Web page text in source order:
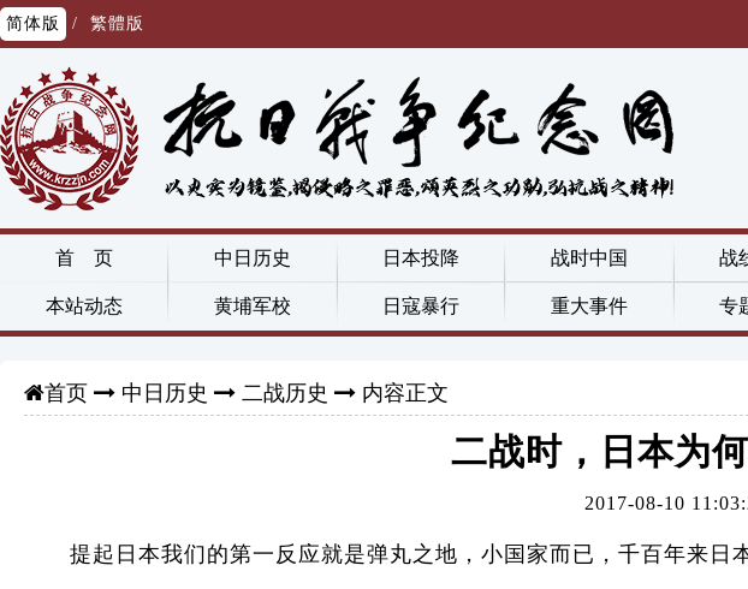
简体版 / 繁體版
首 页 中日历史 日本投降 战时中国 战
本站动态 黄埔军校 日寇暴行 重大事件 专
首页 中日历史 二战历史 内容正文
二战时，日本为
2017-08-10
提起日本我们的第一反应就是弹丸之地，小国家而已，千百年来日本